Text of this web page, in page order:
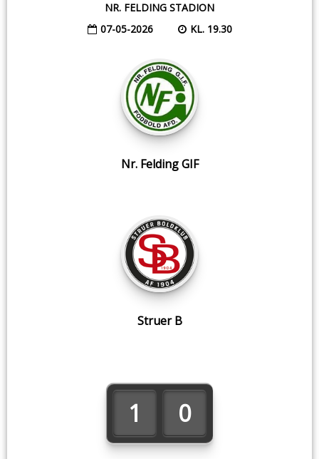
NR. FELDING STADION
07-05-2026
KL. 19.30
Nr. Felding GIF
1 0
Struer B